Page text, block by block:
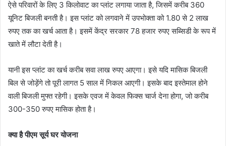
ऐसे परिवारों के लिए 3 किलोवाट का प्लांट लगाया जाता है, जिसमें करीब 360
यूनिट बिजली बनती है। इस प्लांट को लगवाने में उपभोक्ता को 1.80 से 2 लाख
रुपए तक का खर्च आता है। इसमें केंद्र सरकार 78 हजार रुपए सब्सिडी के रूप में
खाते में लौटा देती है।
यानी इस प्लांट का खर्च करीब सवा लाख रुपए आएगा। इसे यदि मासिक बिजली
बिल से जोड़ेंगे तो पूरी लागत 5 साल में निकल आएगी। इसके बाद इस्तेमाल होने
वाली बिजली मुफ्त रहेगी। इसके एवज में केवल फिक्स चार्ज देना होगा, जो करीब
300-350 रुपए मासिक होता है।
क्या है पीएम सूर्य घर योजना